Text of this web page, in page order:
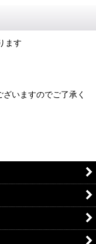
ます
いますのでご了承く